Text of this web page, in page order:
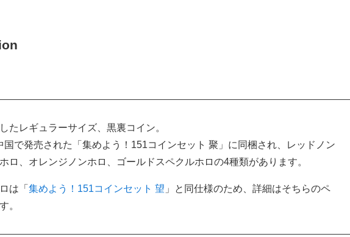
たレギュラーサイズ、黒裏コイン。
国で発売された「集めよう！151コインセット 聚」に同梱され、レッドノン
ロ、オレンジノンホロ、ゴールドスペクルホロの4種類があります。
は「 集めよう！151コインセット 望 」と同仕様のため、詳細はそちらのペ
。